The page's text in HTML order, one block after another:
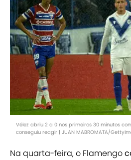
Vélez abriu 2 a 0 nos primeiros 30 minutos
conseguiu reagir | JUAN MABROMATA/
Na quarta-feira, o Flamengo